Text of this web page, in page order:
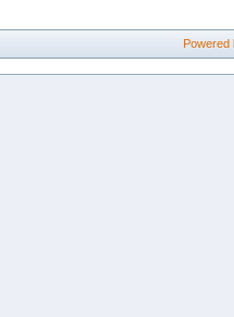
Powered